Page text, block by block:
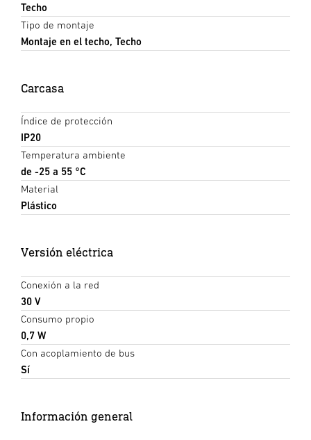
Techo
Tipo de montaje
Montaje en el techo, Techo
Carcasa
Índice de protección
IP20
Temperatura ambiente
de -25 a 55 °C
Material
Plástico
Versión eléctrica
Conexión a la red
30 V
Consumo propio
0,7 W
Con acoplamiento de bus
Sí
Información general